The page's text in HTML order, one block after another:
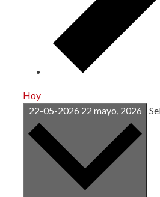
Hoy
22-05-2026 22 mayo, 2026